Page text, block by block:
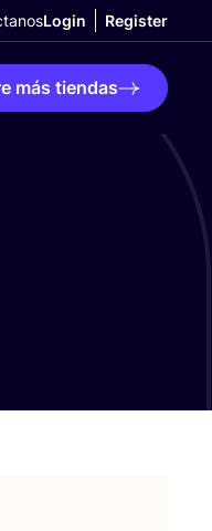
Login Register
más tiendas